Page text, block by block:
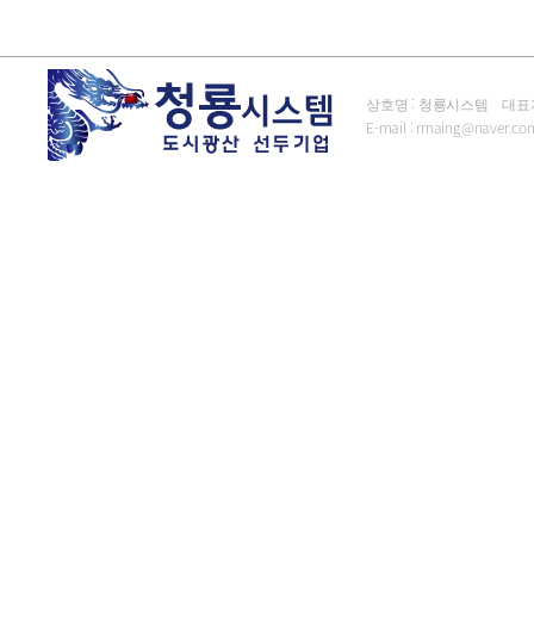
상호명 : 청룡시스템 대표
E-mail :